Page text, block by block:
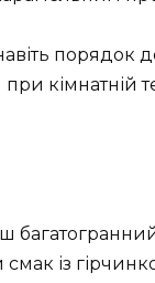
порядок
кімнатній
із